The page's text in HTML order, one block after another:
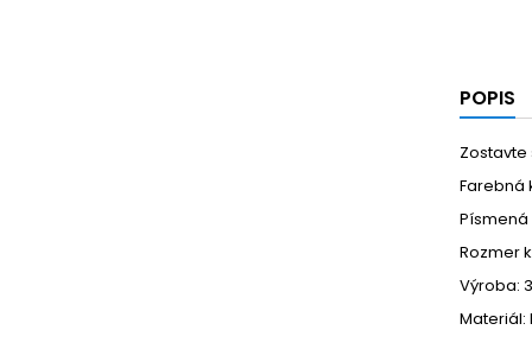
POPIS
Farebná
Rozmer
Výroba:
Materiál: